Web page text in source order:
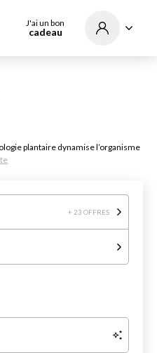
J'ai un bon
cadeau
plantaire dynamise l’organisme
+ 23 OFFRES